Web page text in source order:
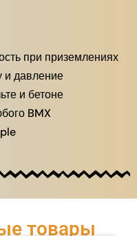
при приземлениях
давление
и бетоне
BMX
товары